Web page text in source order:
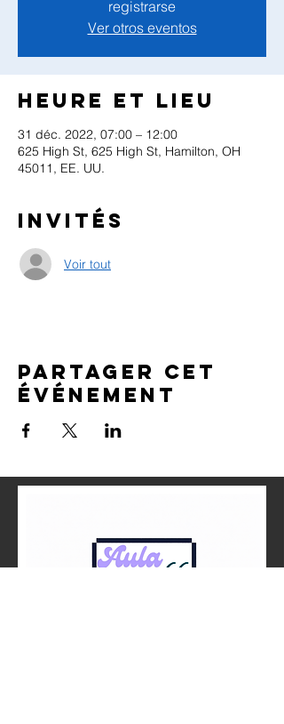
registrarse
Ver otros eventos
Heure et lieu
31 déc. 2022, 07:00 – 12:00
625 High St, 625 High St, Hamilton, OH
45011, EE. UU.
Invités
Voir tout
Partager cet
événement